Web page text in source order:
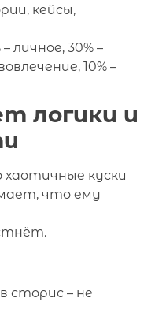
кейсы,
личное, 30% –
10% –
логики и
куски
что ему
сторис – не